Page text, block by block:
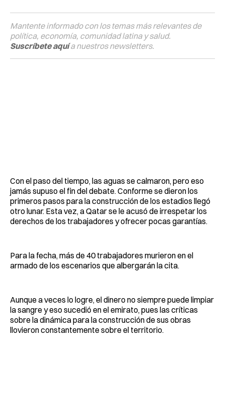
Mantente informado con los temas más relevantes de
política, economía, comunidad latina y salud.
Suscríbete aquía nuestros newsletters.
Con el paso del tiempo, las aguas se calmaron, pero eso
jamás supuso el fin del debate. Conforme se dieron los
primeros pasos para la construcción de los estadios llegó
otro lunar. Esta vez, a Qatar se le acusó de irrespetar los
derechos de los trabajadores y ofrecer pocas garantías.
Para la fecha, más de 40 trabajadores murieron en el
armado de los escenarios que albergarán la cita.
Aunque a veces lo logre, el dinero no siempre puede limpiar
la sangre y eso sucedió en el emirato, pues las críticas
sobre la dinámica para la construcción de sus obras
llovieron constantemente sobre el territorio.